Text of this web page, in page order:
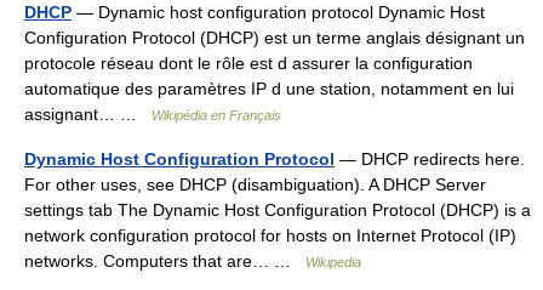
DHCP — Dynamic host configuration protocol Dynamic Host
Configuration Protocol (DHCP) est un terme anglais désignant un
protocole réseau dont le rôle est d assurer la configuration
automatique des paramètres IP d une station, notamment en lui
assignant… …
Wikipédia en Français
Dynamic Host Configuration Protocol — DHCP redirects here.
For other uses, see DHCP (disambiguation). A DHCP Server
settings tab The Dynamic Host Configuration Protocol (DHCP) is a
network configuration protocol for hosts on Internet Protocol (IP)
networks. Computers that are… …
Wikipedia